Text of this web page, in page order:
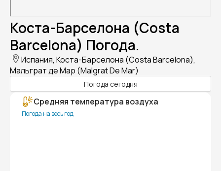
Коста-Барселона (Costa
Barcelona) Погода.
Испания, Коста-Барселона (Costa Barcelona),
Мальграт де Мар (Malgrat De Mar)
Погода сегодня
Средняя температура воздуха
Погода на весь год